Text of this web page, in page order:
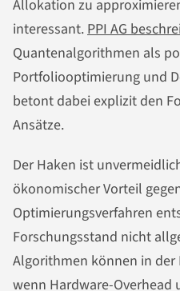
Allokation zu
interessant. PPI AG
Quantenalgorithmen als
Portfoliooptimierung und
betont dabei explizit den
Ansätze.
Der Haken ist
ökonomischer Vorteil
Optimierungsverfahren
Forschungsstand nicht
Algorithmen können in der
wenn Hardware-Overhead